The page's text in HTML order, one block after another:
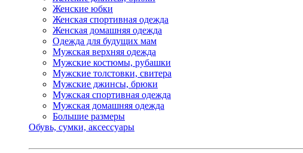
Женские юбки
Женская спортивная одежда
Женская домашняя одежда
Одежда для будущих мам
Мужская верхняя одежда
Мужские костюмы, рубашки
Мужские толстовки, свитера
Мужские джинсы, брюки
Мужская спортивная одежда
Мужская домашняя одежда
Большие размеры
Обувь, сумки, аксессуары